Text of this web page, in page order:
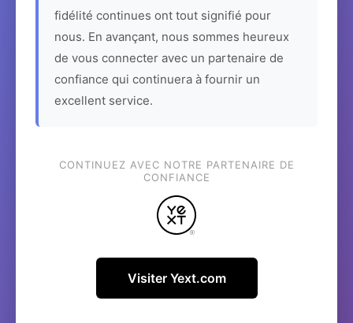
fidélité continues ont tout signifié pour
nous. En avançant, nous sommes heureux
de vous connecter avec un partenaire de
confiance qui continuera à fournir un
excellent service.
CONTINUEZ AVEC NOTRE PARTENAIRE DE
CONFIANCE
Visiter Yext.com